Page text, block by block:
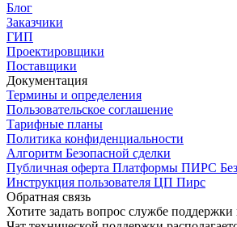
Блог
Заказчики
ГИП
Проектировщики
Поставщики
Документация
Термины и определения
Пользовательское соглашение
Тарифные планы
Политика конфиденциальности
Алгоритм Безопасной сделки
Публичная оферта Платформы ПИРС
Инструкция пользователя ЦП Пирс
Обратная связь
Хотите задать вопрос службе